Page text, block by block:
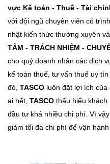
vực Kế toán - Thuế - Tài
với đội ngũ chuyên viên có
nhật kiến thức thường xuyên
TÂM - TRÁCH NHIỆM -
cho quý doanh nhân các dịch
kế toán thuế, tư vấn thuế uy
đó, TASCO luôn đặt lợi ích
ai hết, TASCO thấu hiểu
đầu tư khá nhiều chi phí. Vì vậy
giảm tối đa chi phí để vận